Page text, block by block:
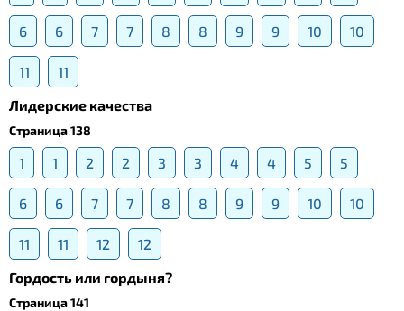
6 6 7 7 8 8 9 9 10 10
11
11
Лидерские качества
Страница 138
1 1 2 2 3 3 4 4 5 5
6 6 7 7 8 8 9 9 10 10
11 11 12
12
Гордость или гордыня?
Страница 141